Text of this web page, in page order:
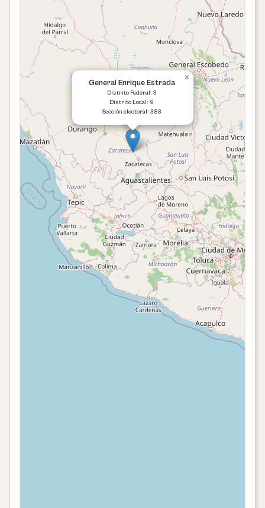
General Enrique Estrada
Distrito Federal: 3
Distrito Local: 9
Sección electoral: 383
×